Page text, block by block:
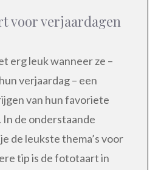
voor verjaardagen
erg leuk wanneer ze –
verjaardag – een
van hun favoriete
de onderstaande
de leukste thema’s voor
tip is de fototaart in